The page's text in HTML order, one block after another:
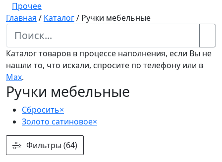
Прочее
Главная / Каталог/ Ручки мебельные
Каталог товаров в процессе наполнения, если Вы не
нашли то, что искали, спросите по телефону или в
Мах.
Ручки мебельные
Сбросить×
Золото сатиновое×
Фильтры (64)